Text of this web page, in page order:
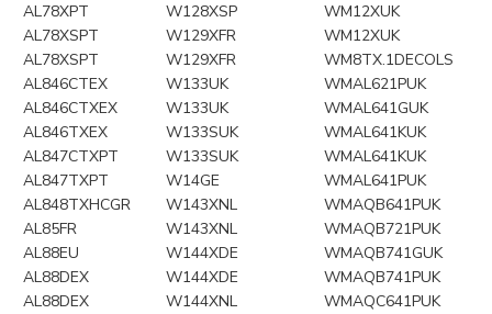
AL78XPT
W128XSP
WM12XUK
AL78XSPT
W129XFR
WM12XUK
AL78XSPT
W129XFR
WM8TX.1DECOLS
AL846CTEX
W133UK
WMAL621PUK
AL846CTXEX
W133UK
WMAL641GUK
AL846TXEX
W133SUK
WMAL641KUK
AL847CTXPT
W133SUK
WMAL641KUK
AL847TXPT
W14GE
WMAL641PUK
AL848TXHCGR
W143XNL
WMAQB641PUK
AL85FR
W143XNL
WMAQB721PUK
AL88EU
W144XDE
WMAQB741GUK
AL88DEX
W144XDE
WMAQB741PUK
AL88DEX
W144XNL
WMAQC641PUK